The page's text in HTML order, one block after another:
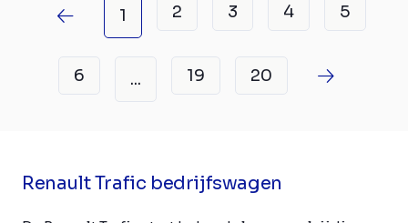
1 2 3 4 5
6 ... 19 20
Renault Trafic bedrijfswagen